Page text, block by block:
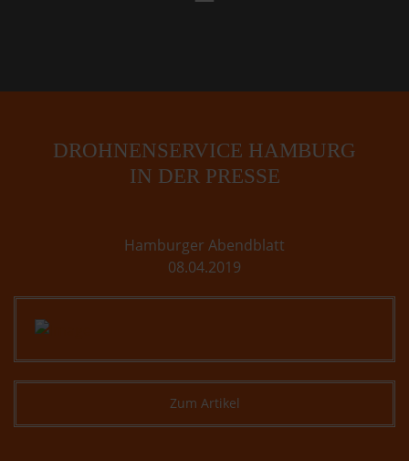
DROHNENSERVICE HAMBURG
IN DER PRESSE
Hamburger Abendblatt
08.04.2019
Zum Artikel